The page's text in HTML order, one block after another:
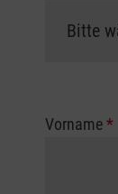
Vorname*